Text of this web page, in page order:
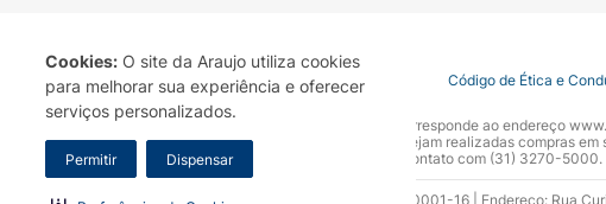
Cookies: O site da Araujo utiliza cookies
para melhorar sua experiência e oferecer
serviços personalizados.
Permitir Dispensar
Termo de Uso Portal da Privacidade Covid-19 Código de Ética e
A Drogaria Araujo S/A informa que o seu site oficial corresponde ao endereço
marca. Para sua segurança recomendamos que não sejam realizadas compras
Araujo S.A. Em caso de dúvidas, gentileza entrar em contato com (31) 3270-5000.
Razão Social: Drogaria Araujo S.A | CNPJ: 17.256.512.0001-16 | Endereço: Rua